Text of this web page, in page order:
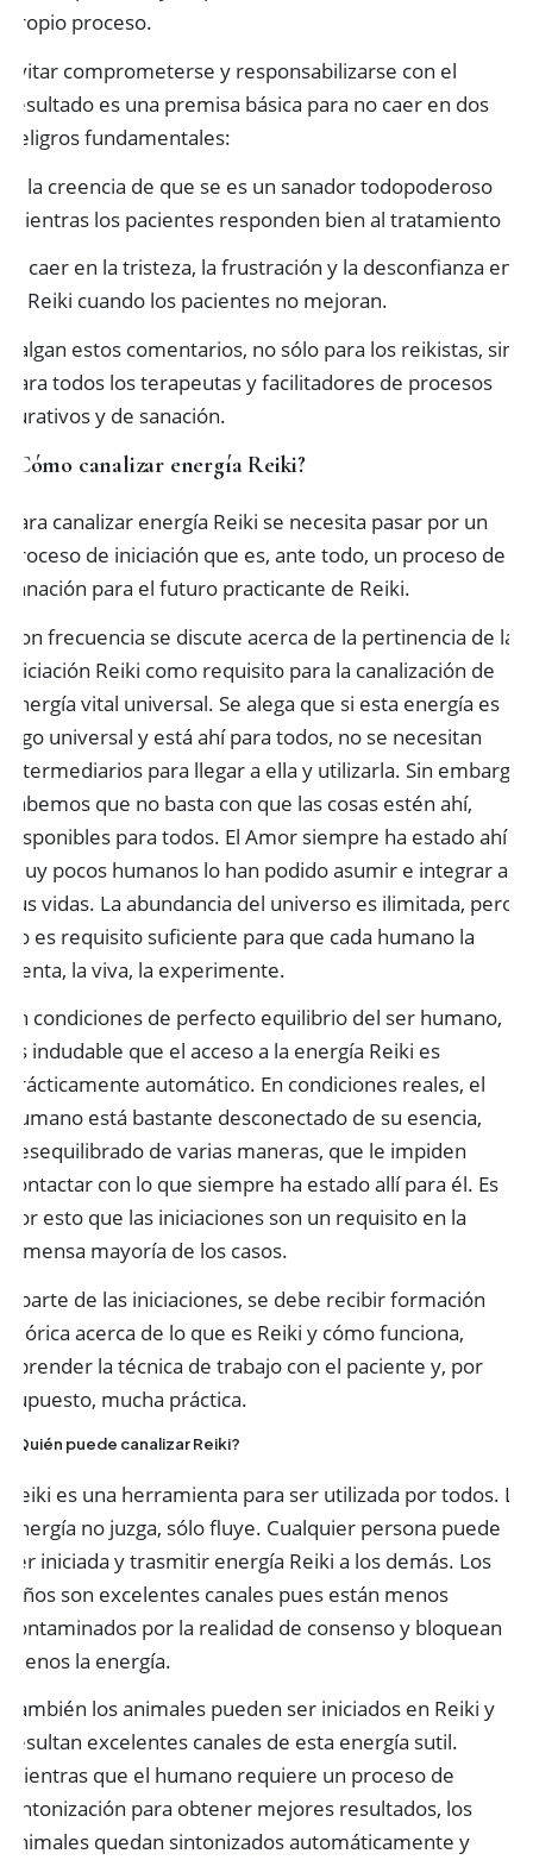
propio proceso.
Evitar comprometerse y responsabilizarse con el
resultado es una premisa básica para no caer en dos
peligros fundamentales:
a) la creencia de que se es un sanador todopoderoso
mientras los pacientes responden bien al tratamiento
b) caer en la tristeza, la frustración y la desconfianza en
el Reiki cuando los pacientes no mejoran.
Valgan estos comentarios, no sólo para los reikistas, sino
para todos los terapeutas y facilitadores de procesos
curativos y de sanación.
¿Cómo canalizar energía Reiki?
Para canalizar energía Reiki se necesita pasar por un
proceso de iniciación que es, ante todo, un proceso de
sanación para el futuro practicante de Reiki.
Con frecuencia se discute acerca de la pertinencia de la
iniciación Reiki como requisito para la canalización de
energía vital universal. Se alega que si esta energía es
algo universal y está ahí para todos, no se necesitan
intermediarios para llegar a ella y utilizarla. Sin embargo,
sabemos que no basta con que las cosas estén ahí,
disponibles para todos. El Amor siempre ha estado ahí y
muy pocos humanos lo han podido asumir e integrar a
sus vidas. La abundancia del universo es ilimitada, pero
no es requisito suficiente para que cada humano la
sienta, la viva, la experimente.
En condiciones de perfecto equilibrio del ser humano,
es indudable que el acceso a la energía Reiki es
prácticamente automático. En condiciones reales, el
humano está bastante desconectado de su esencia,
desequilibrado de varias maneras, que le impiden
contactar con lo que siempre ha estado allí para él. Es
por esto que las iniciaciones son un requisito en la
inmensa mayoría de los casos.
Aparte de las iniciaciones, se debe recibir formación
teórica acerca de lo que es Reiki y cómo funciona,
aprender la técnica de trabajo con el paciente y, por
supuesto, mucha práctica.
¿Quién puede canalizar Reiki?
Reiki es una herramienta para ser utilizada por todos. La
energía no juzga, sólo fluye. Cualquier persona puede
ser iniciada y trasmitir energía Reiki a los demás. Los
niños son excelentes canales pues están menos
contaminados por la realidad de consenso y bloquean
menos la energía.
También los animales pueden ser iniciados en Reiki y
resultan excelentes canales de esta energía sutil.
Mientras que el humano requiere un proceso de
sintonización para obtener mejores resultados, los
animales quedan sintonizados automáticamente y